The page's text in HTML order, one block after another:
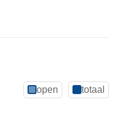
open totaal